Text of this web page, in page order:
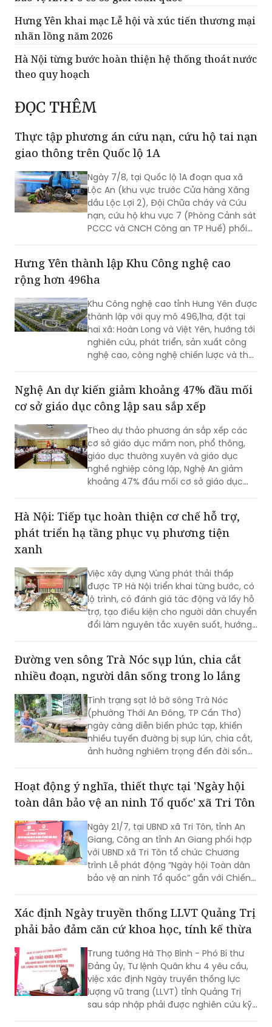
3 đội giành giải A tại Hội thi lực lượng tham gia
bảo vệ ANTT ở cơ sở giỏi toàn quốc
Hưng Yên khai mạc Lễ hội và xúc tiến thương mại
nhãn lồng năm 2026
Hà Nội từng bước hoàn thiện hệ thống thoát nước
theo quy hoạch
ĐỌC THÊM
Thực tập phương án cứu nạn, cứu hộ tai nạn
giao thông trên Quốc lộ 1A
Ngày 7/8, tại Quốc lộ 1A đoạn qua xã
Lộc An (khu vực trước Cửa hàng Xăng
nạn, cứu hộ khu vực 7 (Phòng Cảnh sát
PCCC và CNCH Công an TP Huế) phối
hợp UBND xã Lộc An tổ chức thực tập
huống tai nạn giao thông đường bộ có
huy động nhiều lực lượng, phương tiện
tham gia.
Hưng Yên thành lập Khu Công nghệ cao
rộng hơn 496ha
Khu Công nghệ cao tỉnh Hưng Yên được
thành lập với quy mô 496,1ha, đặt tại
nghiên cứu, phát triển, sản xuất công
nghệ cao, công nghệ chiến lược và thu
hút các nguồn lực đầu tư vào lĩnh vực
Nghệ An dự kiến giảm khoảng 47% đầu mối
cơ sở giáo dục công lập sau sắp xếp
Theo dự thảo phương án sắp xếp các
cơ sở giáo dục mầm non, phổ thông,
nghề nghiệp công lập, Nghệ An giảm
khoảng 47% đầu mối cơ sở giáo dục
công lập, thuộc nhóm địa phương có tỷ
phát triển hạ tầng phục vụ phương tiện
xanh
Việc xây dựng Vùng phát thải thấp
được TP Hà Nội triển khai từng bước, có
trợ, tạo điều kiện cho người dân chuyển
đổi làm nguyên tắc xuyên suốt, hướng
tới mục tiêu cải thiện chất lượng môi
công cộng hiện đại và xây dựng Thủ đô
xanh, văn minh, bền vững.
Đường ven sông Trà Nóc sụp lún, chia cắt
nhiều đoạn, người dân sống trong lo lắng
Tình trạng sạt lở bờ sông Trà Nóc
(phường Thới An Đông, TP Cần Thơ)
nhiều tuyến đường bị sụp lún, chia cắt,
ảnh hưởng nghiêm trọng đến đời sống
của hàng trăm hộ dân. Không ít gia
đình phải tự bỏ tiền gia cố bờ sông,
nâng đường để duy trì lối đi. Tuy nhiên,
người dân vẫn thường trực nỗi lo sạt lở,
nhất là vào mùa mưa và thời điểm
nước lớn.
Hoạt động ý nghĩa, thiết thực tại 'Ngày hội
toàn dân bảo vệ an ninh Tổ quốc' xã Tri Tôn
Ngày 21/7, tại UBND xã Tri Tôn, tỉnh An
Giang, Công an tỉnh An Giang phối hợp
trình Lễ phát động “Ngày hội Toàn dân
bảo vệ an ninh Tổ quốc” gắn với Chiến
dịch Thanh niên Công an tình nguyện
Xác định Ngày truyền thống LLVT Quảng Trị
phải bảo đảm căn cứ khoa học, tính kế thừa
Trung tướng Hà Thọ Bình - Phó Bí thư
Đảng ủy, Tư lệnh Quân khu 4 yêu cầu,